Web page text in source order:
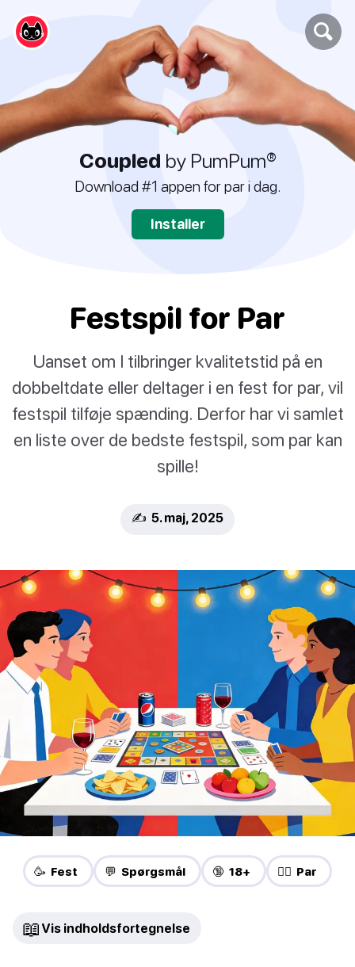
Coupled by PumPum®
Download #1 appen for par i dag.
Installer
Festspil for Par
Uanset om I tilbringer kvalitetstid på en
dobbeltdate eller deltager i en fest for par, vil
festspil tilføje spænding. Derfor har vi samlet
en liste over de bedste festspil, som par kan
spille!
✍️ 5. maj, 2025
🥳 Fest 💬 Spørgsmål 🔞 18+ ❤️‍🔥 Par
📖 Vis indholdsfortegnelse